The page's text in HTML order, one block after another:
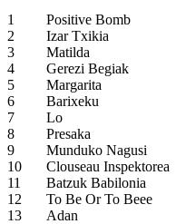
1
Positive Bomb
2
Izar Txikia
3
Matilda
4
Gerezi Begiak
5
Margarita
6
Barixeku
7
Lo
8
Presaka
9
Munduko Nagusi
10
Clouseau Inspektorea
11
Batzuk Babilonia
12
To Be Or To Beee
13
Adan